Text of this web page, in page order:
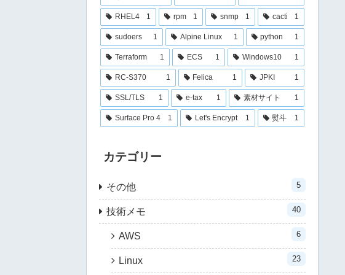
RHEL4 1 rpm 1 snmp 1 cacti 1
sudoers 1 Alpine Linux 1 python 1
Terraform 1 ECS 1 Windows10 1
RC-S370 1 Felica 1 JPKI 1
SSL/TLS 1 e-tax 1 素材サイト 1
Surface Pro 4 1 Let's Encrypt 1 熨斗 1
カテゴリー
その他 5
技術メモ 40
AWS 6
Linux 23